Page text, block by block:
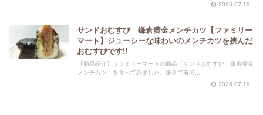
2026.07.12
サンドおむすび 鎌倉黄金メンチカツ【ファミリー
マート】ジューシーな味わいのメンチカツを挟んだ
おむすびです!!
【商品紹介】ファミリーマートの商品「サンドおむすび 鎌倉黄金
メンチカツ」を食べてみました。鎌倉で有名...
2026.07.19